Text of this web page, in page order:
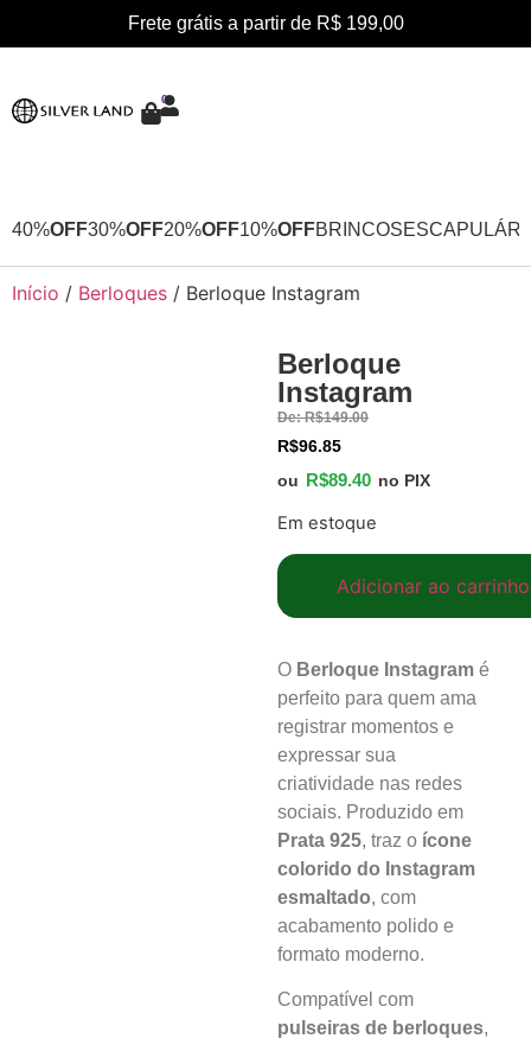
Frete grátis a partir de R$ 199,00
0
40%OFF30%OFF20%OFF10%OFFBRINCOS
Início / Berloques / Berloque Instagram
Berloque
Instagram
De:R$149.00
R$96.85
ou R$89.40 no PIX
Em estoque
Adicionar ao carrinho
O Berloque Instagram é
perfeito para quem ama
registrar momentos e
expressar sua
criatividade nas redes
sociais. Produzido em
Prata 925, traz o ícone
colorido do Instagram
esmaltado, com
acabamento polido e
formato moderno.
Compatível com
pulseiras de berloques,